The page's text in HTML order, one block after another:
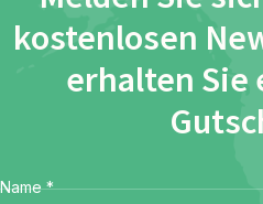
kostenlosen
erhalten Sie
Name *